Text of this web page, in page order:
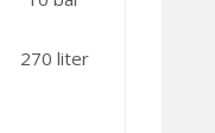
270 liter